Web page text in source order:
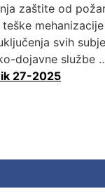
zaštite od
teške
uključenja svih
dojavne
27-2025